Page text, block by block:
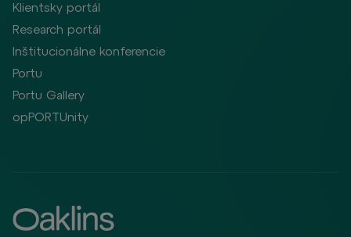
Klientsky portál
Research portál
Inštitucionálne konferencie
Portu
Portu Gallery
opPORTUnity